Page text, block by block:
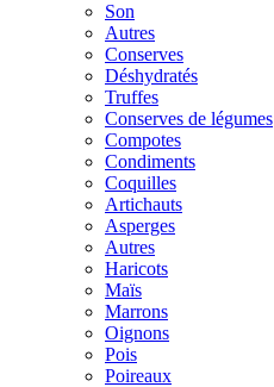
Son
Autres
Conserves
Déshydratés
Truffes
Conserves de légumes
Compotes
Condiments
Coquilles
Artichauts
Asperges
Autres
Haricots
Maïs
Marrons
Oignons
Pois
Poireaux